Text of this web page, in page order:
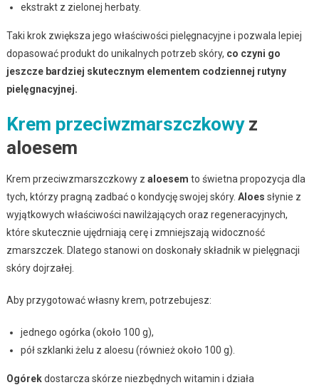
ekstrakt z zielonej herbaty.
Taki krok zwiększa jego właściwości pielęgnacyjne i pozwala lepiej
dopasować produkt do unikalnych potrzeb skóry, co czyni go
jeszcze bardziej skutecznym elementem codziennej rutyny
pielęgnacyjnej.
Krem przeciwzmarszczkowyz
aloesem
Krem przeciwzmarszczkowy z aloesem to świetna propozycja dla
tych, którzy pragną zadbać o kondycję swojej skóry. Aloes słynie z
wyjątkowych właściwości nawilżających oraz regeneracyjnych,
które skutecznie ujędrniają cerę i zmniejszają widoczność
zmarszczek. Dlatego stanowi on doskonały składnik w pielęgnacji
skóry dojrzałej.
Aby przygotować własny krem, potrzebujesz:
jednego ogórka (około 100 g),
pół szklanki żelu z aloesu (również około 100 g).
Ogórekdostarcza skórze niezbędnych witamin i działa